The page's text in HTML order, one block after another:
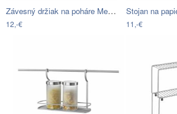
Závesný držiak na poháre Metaltex My…
12,-€ 11,-€